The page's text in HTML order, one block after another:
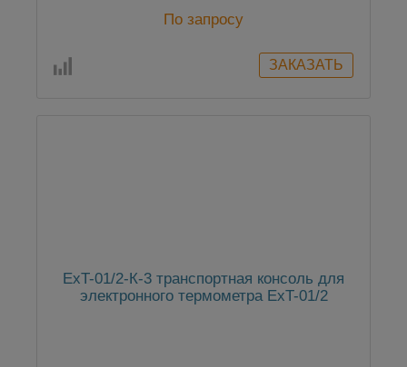
По запросу
ExT-01/2-К-3 транспортная консоль для
электронного термометра ExT-01/2